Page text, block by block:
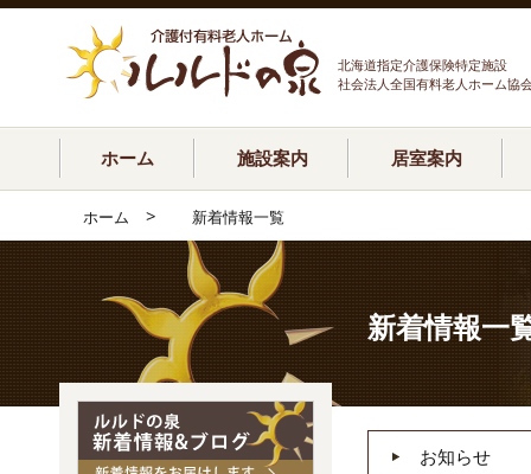
北海道指定介護保険特定施設
社会法人全国有料老人ホーム協
ホーム 施設案内 居室案内
ホーム > 新着情報一覧
新着情報一
お知らせ